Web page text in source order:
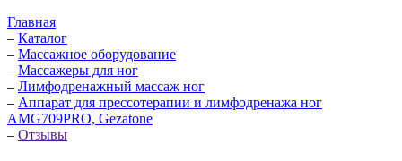
Главная
– Каталог
– Массажное оборудование
– Массажеры для ног
– Лимфодренажный массаж ног
– Аппарат для прессотерапии и лимфодренажа ног
AMG709PRO, Gezatone
– Отзывы